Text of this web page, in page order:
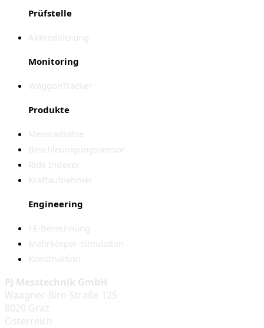
Prüfstelle
Akkreditierung
Monitoring
WaggonTracker
Produkte
Messradsätze
Beschleunigungssensor
Ride Indexer
Kraftaufnehmer
Engineering
FE-Berechnung
Mehrkörper-Simulation
Konstruktion
PJ Messtechnik GmbH
Waagner-Biro-Straße 125
8020 Graz
Österreich